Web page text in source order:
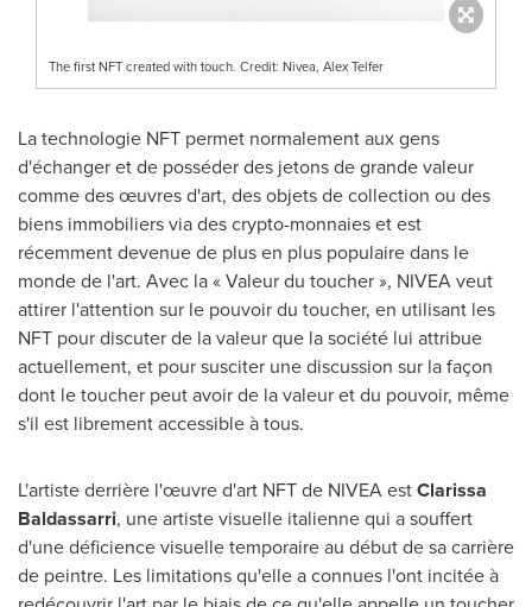
The first NFT created with touch. Credit: Nivea, Alex Telfer
La technologie NFT permet normalement aux gens
d'échanger et de posséder des jetons de grande valeur
comme des œuvres d'art, des objets de collection ou des
biens immobiliers via des crypto-monnaies et est
récemment devenue de plus en plus populaire dans le
monde de l'art. Avec la« Valeur du toucher », NIVEA veut
attirer l'attention sur le pouvoir du toucher, en utilisant les
NFT pour discuter de la valeur que la société lui attribue
actuellement, et pour susciter une discussion sur la façon
dont le toucher peut avoir de la valeur et du pouvoir, même
s'il est librement accessible à tous.
L'artiste derrière l'œuvre d'art NFT de NIVEA estClarissa
Baldassarri, une artiste visuelle italienne qui a souffert
d'une déficience visuelle temporaire au début de sa carrière
de peintre. Les limitations qu'elle a connues l'ont incitée à